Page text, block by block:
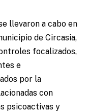
llevaron a cabo en
de Circasia,
focalizados,
e
por la
con
psicoactivas y